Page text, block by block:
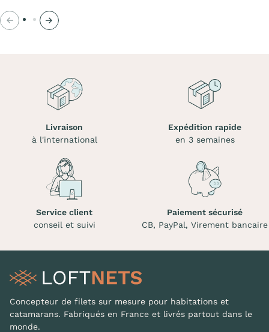
PrécédentSuivant
Livraison
à l'international
Expédition rapide
en 3 semaines
Service client
conseil et suivi
Paiement sécurisé
CB, PayPal, Virement bancaire
Concepteur de filets sur mesure pour habitations et
catamarans. Fabriqués en France et livrés partout dans le
monde.